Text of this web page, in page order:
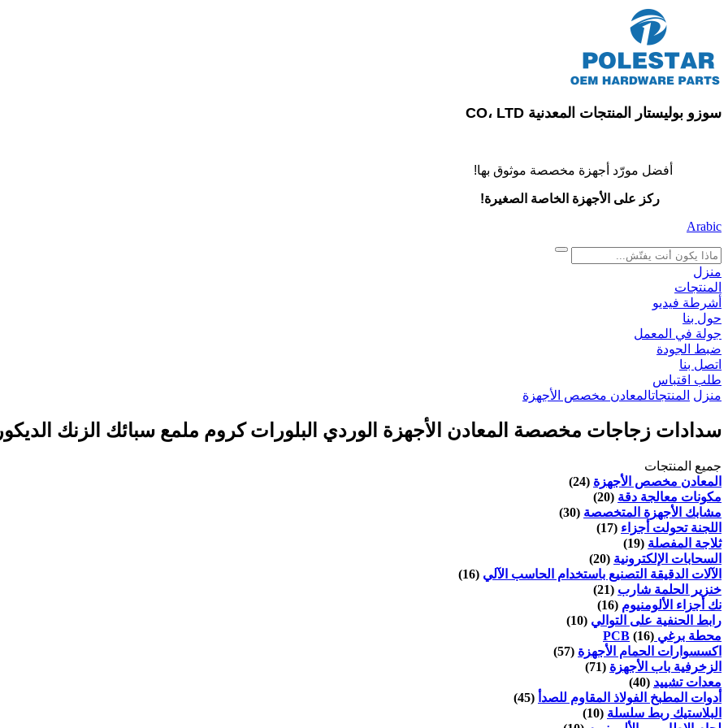
سوزو بوليستار المنتجات المعدنية CO، LTD
أفضل مورّد أجهزة مخصصة موثوق بها!
ركز على الأجهزة الخاصة الصغيرة!
Arabic
search
منزل
المنتجات
أشرطة فيديو
حول بنا
جولة في المعمل
ضبط الجودة
اتصل بنا
طلب اقتباس
منزل المنتجاتالمعادن مخصص الأجهزة
سدادات زجاجات مخصصة المعادن الأجهزة الوردي البلورات كروم ملمع سبائك الزنك الديكور
جميع المنتجات
المعادن مخصص الأجهزة (24)
مكونات معالجة دقة (20)
مشابك الأجهزة المتخصصة (30)
اللجنة تحولت أجزاء (17)
ثلاجة المفصلة (19)
السحابات الإلكترونية (20)
الآلات الدقيقة التصنيع باستخدام الحاسب الآلي (16)
خنزير الحلمة شارب (21)
نك أجزاء الألومنيوم (16)
رابط الحنفية على التوالي (10)
محطة برغي PCB (16)
اكسسوارات الحمام الأجهزة (57)
الزخرفية باب الأجهزة (71)
معدات تشييد (40)
أدوات المطبخ الفولاذ المقاوم للصدأ (45)
البلاستيك ربط سلسلة (10)